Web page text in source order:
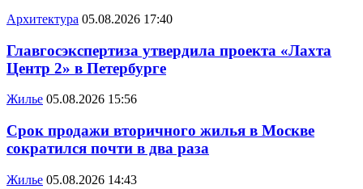
Архитектура 05.08.2026 17:40
Главгосэкспертиза утвердила проекта «Лахта
Центр 2» в Петербурге
Жилье 05.08.2026 15:56
Срок продажи вторичного жилья в Москве
сократился почти в два раза
Жилье 05.08.2026 14:43